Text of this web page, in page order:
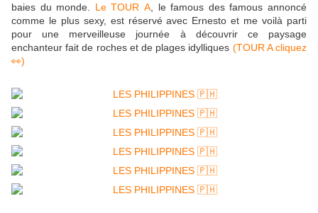
baies du monde. Le TOUR A , le famous des famous annoncé
comme le plus sexy, est réservé avec Ernesto et me voilà parti
pour une merveilleuse journée à découvrir ce paysage
enchanteur fait de roches et de plages idylliques (TOUR A cliquez
👀)